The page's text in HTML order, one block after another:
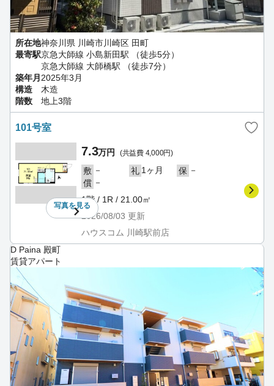
所在地神奈川県 川崎市川崎区 田町
最寄駅京急大師線 小島新田駅 （徒歩5分）
京急大師線 大師橋駅 （徒歩7分）
築年月 2025年3月
構造
木造
階数
地上3階
101号室
写真を見る
7.3万円 (共益費 4,000円)
敷 － 礼 1ヶ月 保 －
償 －
1階 / 1R / 21.00㎡
2026/08/03 更新
ハウスコム 川崎駅前店
D Paina 殿町
賃貸アパート